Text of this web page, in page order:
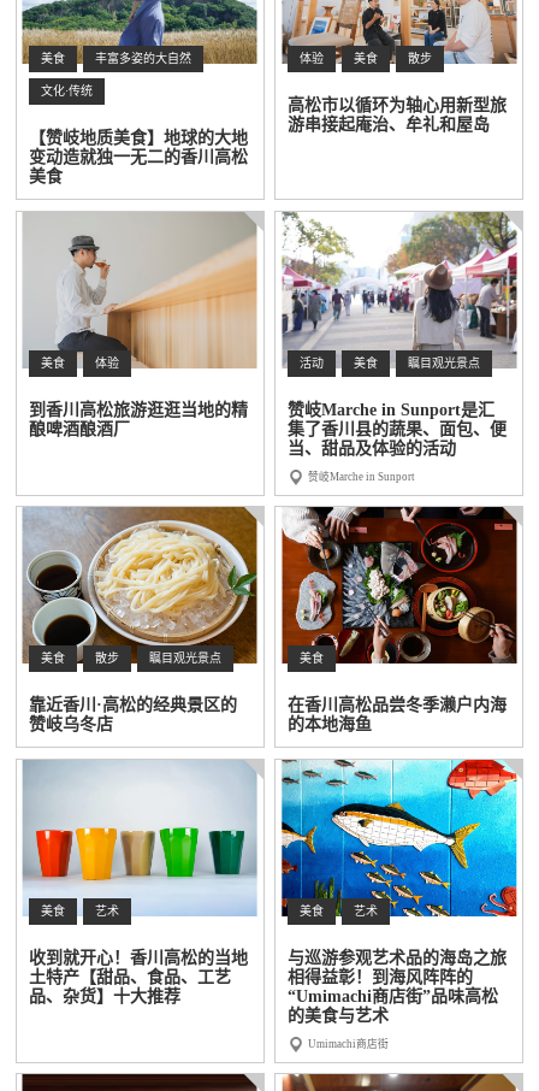
美食 丰富多姿的大自然
文化·传统
【赞岐地质美食】地球的大地
变动造就独一无二的香川高松
美食
体验 美食 散步
高松市以循环为轴心用新型旅
游串接起庵治、牟礼和屋岛
美食 体验
到香川高松旅游逛逛当地的精
酿啤酒酿酒厂
活动 美食 瞩目观光景点
赞岐Marche in Sunport是汇
集了香川县的蔬果、面包、便
当、甜品及体验的活动
赞岐Marche in Sunport
美食 散步 瞩目观光景点
靠近香川·高松的经典景区的
赞岐乌冬店
美食
在香川高松品尝冬季濑户内海
的本地海鱼
美食 艺术
收到就开心！香川高松的当地
土特产【甜品、食品、工艺
品、杂货】十大推荐
美食 艺术
与巡游参观艺术品的海岛之旅
相得益彰！到海风阵阵的
“Umimachi商店街”品味高松
的美食与艺术
Umimachi商店街